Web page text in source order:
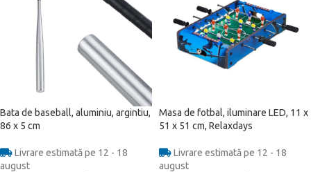
Bata de baseball, aluminiu, argintiu,
86 x 5 cm
Livrare estimată pe 12 - 18
august
Masa de fotbal, iluminare LED, 11 x
51 x 51 cm, Relaxdays
Livrare estimată pe 12 - 18
august